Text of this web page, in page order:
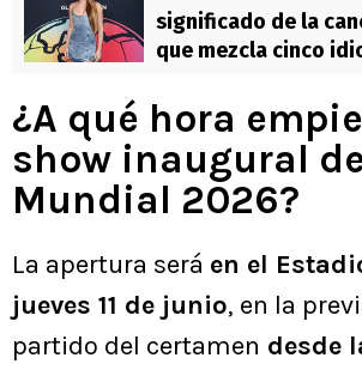
significado de la
que mezcla cinco
¿A qué hora
show inaugural
Mundial 2026?
La apertura será en el
jueves 11 de junio, en la
partido del certamen desde